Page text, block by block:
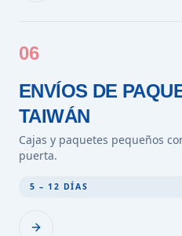
06
ENVÍOS DE
TAIWÁN
Cajas y paquetes pequeños
puerta.
5 – 12 DÍAS